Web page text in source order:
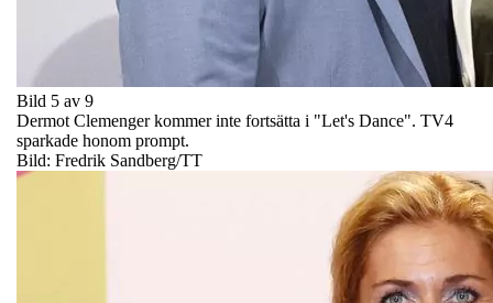
Bild 5 av 9
Dermot Clemenger kommer inte fortsätta i "Let's Dance". TV4
sparkade honom prompt.
Bild: Fredrik Sandberg/TT